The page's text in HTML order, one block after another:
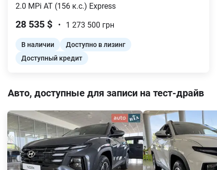
2.0 MPi AT (156 к.с.) Express
28 535 $ • 1 273 500 грн
В наличии
Доступно в лизинг
Доступный кредит
Авто, доступные для записи на тест-драйв